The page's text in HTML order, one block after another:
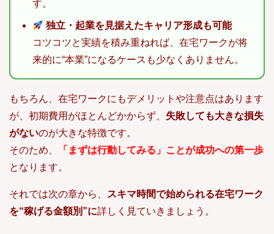
す。
独立・起業を見据えたキャリア形成も可能
コツコツと実績を積み重ねれば、在宅ワークが将
来的に“本業”になるケースも少なくありません。
もちろん、在宅ワークにもデメリットや注意点はあります
が、初期費用がほとんどかからず、 失敗しても大きな損失
がないのが大きな特徴です。
そのため、
「まずは行動してみる」ことが成功への第一歩
となります。
それでは次の章から、 スキマ時間で始められる在宅ワーク
を“稼げる金額別”に詳しく見ていきましょう。